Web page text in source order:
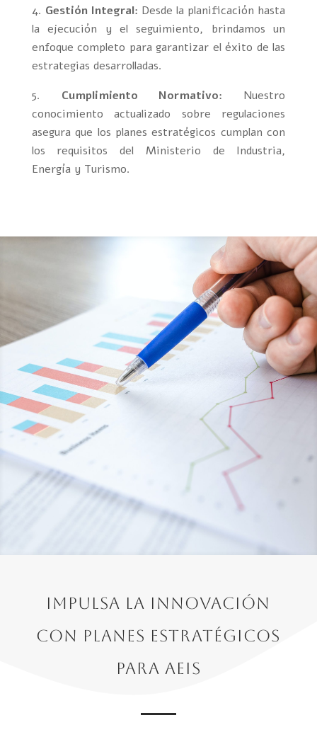
Gestión Integral: Desde la planificación hasta
la ejecución y el seguimiento, brindamos un
enfoque completo para garantizar el éxito de las
estrategias desarrolladas.
Cumplimiento Normativo: Nuestro
conocimiento actualizado sobre regulaciones
asegura que los planes estratégicos cumplan con
los requisitos del Ministerio de Industria,
Energía y Turismo.
Impulsa la Innovación
con Planes Estratégicos
para AEIs